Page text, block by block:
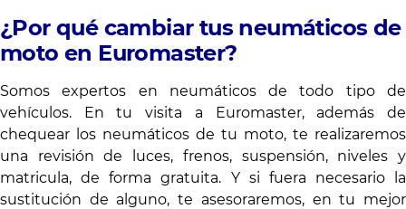
¿Por qué cambiar tus neumáticos de
moto en Euromaster?
Somos expertos en neumáticos de todo tipo de
vehículos. En tu visita a Euromaster, además de
chequear los neumáticos de tu moto, te realizaremos
una revisión de luces, frenos, suspensión, niveles y
matricula, de forma gratuita. Y si fuera necesario la
sustitución de alguno, te asesoraremos, en tu mejor